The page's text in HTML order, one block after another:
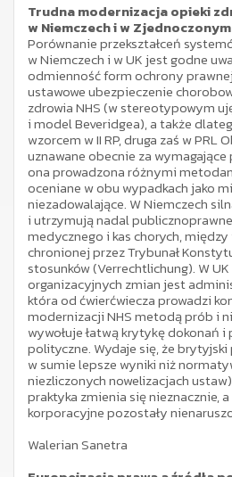
Trudna modernizacja opieki
w Niemczech i w
Porównanie przekształceń
w Niemczech i w UK jest godne
odmienność form ochrony
ustawowe ubezpieczenie
zdrowia NHS (w stereotypowym
i model Beveridgea), a także
wzorcem w II RP, druga zaś w PRL
uznawane obecnie za
ona prowadzona różnymi
oceniane w obu wypadkach jako
niezadowalające. W Niemczech
i utrzymują nadal
medycznego i kas chorych,
chronionej przez Trybunał
stosunków (Verrechtlichung). W
organizacyjnych zmian jest
która od ćwierćwiecza prowadzi
modernizacji NHS metodą prób i
wywołuje łatwą krytykę dokonań
polityczne. Wydaje się, że
w sumie lepsze wyniki niż
niezliczonych nowelizacjach
praktyka zmienia się nieznacznie,
korporacyjne pozostały
Walerian Sanetra